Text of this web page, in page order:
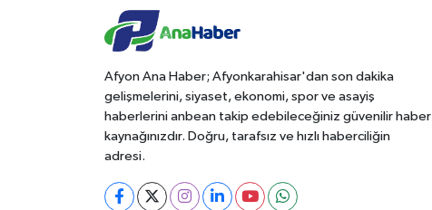
Afyon Ana Haber; Afyonkarahisar'dan son dakika
gelişmelerini, siyaset, ekonomi, spor ve asayiş
haberlerini anbean takip edebileceğiniz güvenilir haber
kaynağınızdır. Doğru, tarafsız ve hızlı haberciliğin
adresi.